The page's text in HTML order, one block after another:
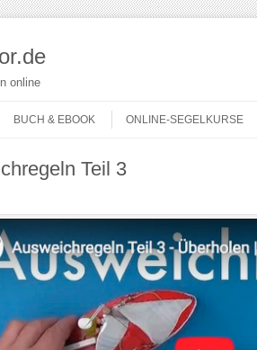
online
BUCH & EBOOK ONLINE-SEGELKURSE
Teil 3